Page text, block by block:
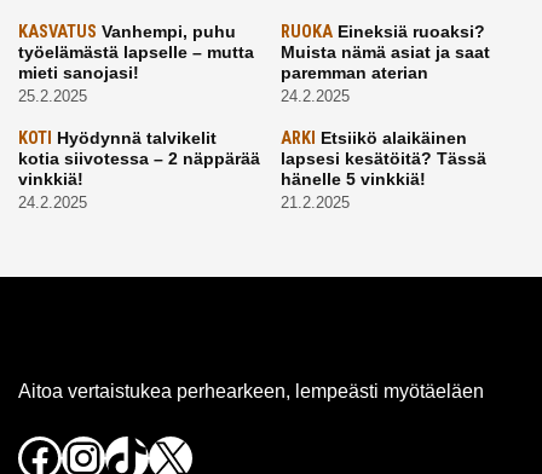
KASVATUS Vanhempi, puhu
työelämästä lapselle – mutta
mieti sanojasi!
25.2.2025
RUOKAEineksiä ruoaksi?
Muista nämä asiat ja saat
paremman aterian
24.2.2025
KOTI Hyödynnä talvikelit
kotia siivotessa – 2 näppärää
vinkkiä!
24.2.2025
ARKI Etsiikö alaikäinen
lapsesi kesätöitä? Tässä
hänelle 5 vinkkiä!
21.2.2025
Aitoa vertaistukea perhearkeen, lempeästi myötäeläen
Facebook
Instagram
TikTok
X